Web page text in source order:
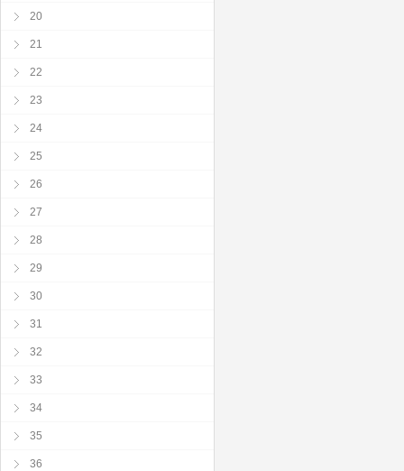
20
21
22
23
24
25
26
27
28
29
30
31
32
33
34
35
36